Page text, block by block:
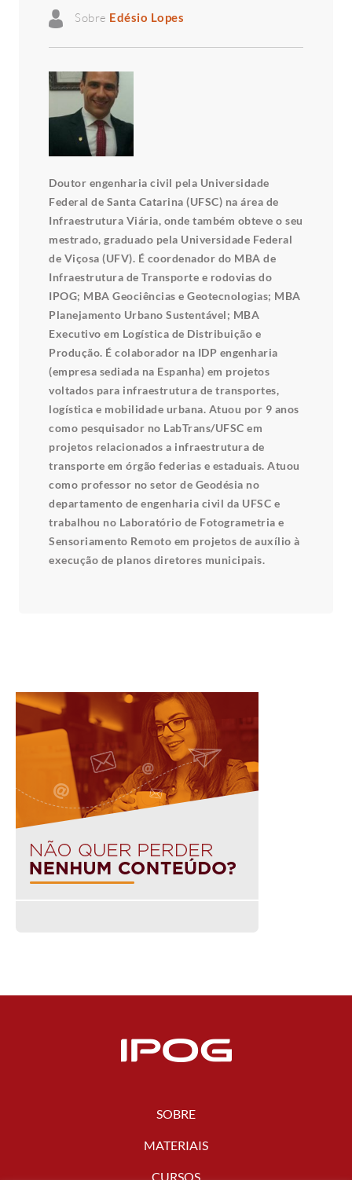
Sobre Edésio Lopes
Doutor engenharia civil pela Universidade
Federal de Santa Catarina (UFSC) na área de
Infraestrutura Viária, onde também obteve o seu
mestrado, graduado pela Universidade Federal
de Viçosa (UFV). É coordenador do MBA de
Infraestrutura de Transporte e rodovias do
IPOG; MBA Geociências e Geotecnologias; MBA
Planejamento Urbano Sustentável; MBA
Executivo em Logística de Distribuição e
Produção. É colaborador na IDP engenharia
(empresa sediada na Espanha) em projetos
voltados para infraestrutura de transportes,
logística e mobilidade urbana. Atuou por 9 anos
como pesquisador no LabTrans/UFSC em
projetos relacionados a infraestrutura de
transporte em órgão federias e estaduais. Atuou
como professor no setor de Geodésia no
departamento de engenharia civil da UFSC e
trabalhou no Laboratório de Fotogrametria e
Sensoriamento Remoto em projetos de auxílio à
execução de planos diretores municipais.
SOBRE
MATERIAIS
CURSOS